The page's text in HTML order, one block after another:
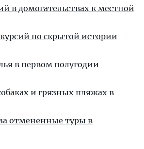
в домогательствах к местной
по скрытой истории
в первом полугодии
и грязных пляжах в
отмененные туры в